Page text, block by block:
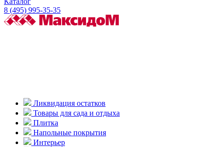
8 (495) 995-35-35
Ликвидация остатков
Товары для сада и отдыха
Плитка
Напольные покрытия
Интерьер